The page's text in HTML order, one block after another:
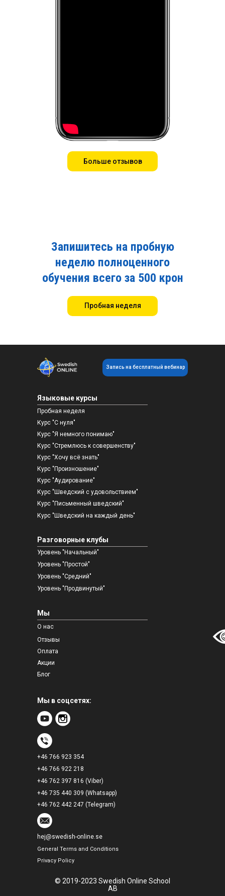
Больше отзывов
Запишитесь на пробную
неделю полноценного
обучения всего за 500 крон
Пробная неделя
Языковые курсы
Разговорные клубы
Уровень "Начальный"
Уровень "Простой"
Уровень "Средний"
Уровень "Продвинутый"
Мы
Запись на бесплатный вебинар
© 2019-2023 Swedish Online School
AB
General Terms and Conditions
Privacy Policy
hej@swedish-online.se
Мы в соцсетях:
Отзывы
Оплата
Акции
Блог
О нас
Курс "С нуля"
Курс "Я немного понимаю"
Курс "Хочу всё знать"
Пробная неделя
Курс "Стремлюсь к совершенству"
Курс "Произношение"
Курс "Аудирование"
Курс "Шведский с удовольствием"
+46 735 440 309 (Whatsapp)
+46 766 923 354
+46 766 922 218
+46 762 397 816 (Viber)
Курс "Письменный шведский"
Курс "Шведский на каждый день"
+46 762 442 247 (Telegram)